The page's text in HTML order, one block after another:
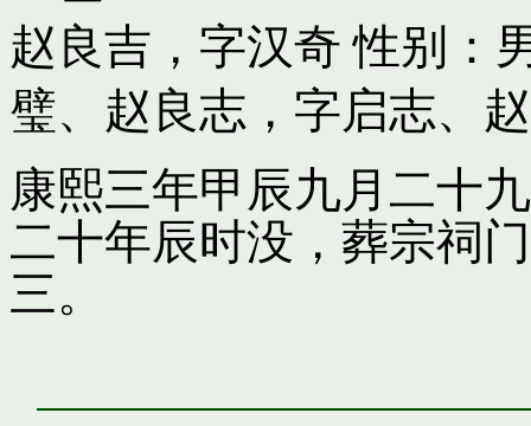
赵良吉，字汉奇 性别：
璧、 赵良志，字启志、
康熙三年甲辰九月二十
二十年辰时没，葬宗祠
三。